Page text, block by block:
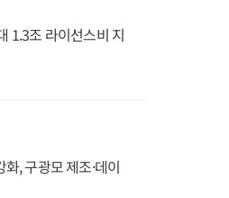
1.3조 라이선스비 지
, 구광모 제조·데이